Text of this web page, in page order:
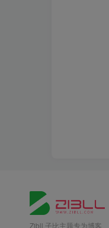
Zibll 子比主题专为博客